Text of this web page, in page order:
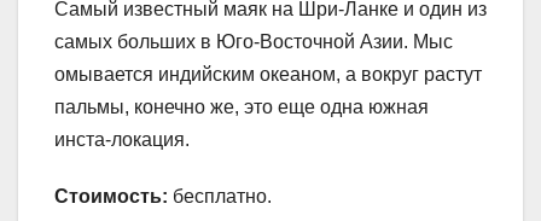
Самый известный маяк на Шри-Ланке и один из
самых больших в Юго-Восточной Азии. Мыс
омывается индийским океаном, а вокруг растут
пальмы, конечно же, это еще одна южная
инста-локация.
Стоимость: бесплатно.